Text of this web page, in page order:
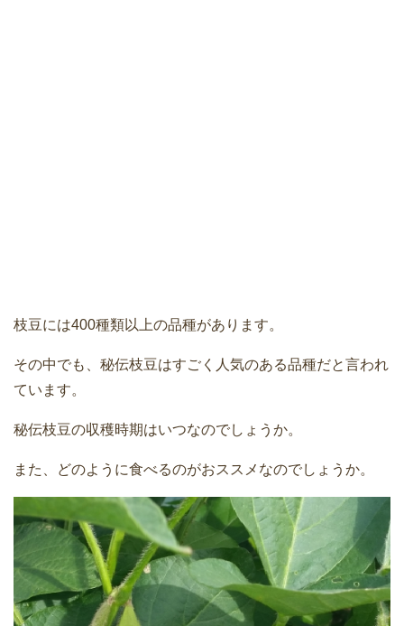
枝豆には400種類以上の品種があります。
その中でも、秘伝枝豆はすごく人気のある品種だと言われ
ています。
秘伝枝豆の収穫時期はいつなのでしょうか。
また、どのように食べるのがおススメなのでしょうか。